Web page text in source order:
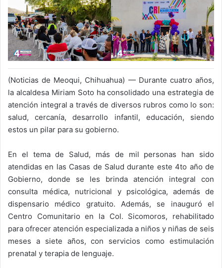
(Noticias de Meoqui, Chihuahua) — Durante cuatro años,
la alcaldesa Miriam Soto ha consolidado una estrategia de
atención integral a través de diversos rubros como lo son:
salud, cercanía, desarrollo infantil, educación, siendo
estos un pilar para su gobierno.
En el tema de Salud, más de mil personas han sido
atendidas en las Casas de Salud durante este 4to año de
Gobierno, donde se les brinda atención integral con
consulta médica, nutricional y psicológica, además de
dispensario médico gratuito. Además, se inauguró el
Centro Comunitario en la Col. Sicomoros, rehabilitado
para ofrecer atención especializada a niños y niñas de seis
meses a siete años, con servicios como estimulación
prenatal y terapia de lenguaje.